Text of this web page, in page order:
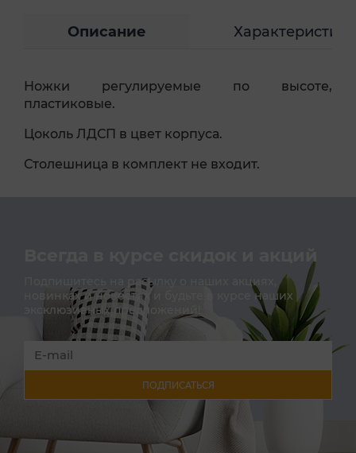
Описание Характеристики
Ножки регулируемые по высоте,
пластиковые.
Цоколь ЛДСП в цвет корпуса.
Столешница в комплект не входит.
Всегда в курсе скидок и акций
Подпишитесь на расылку о наших акциях,
новинках и новостях и будьте в курсе наших
эксклюзивных предложений!
ПОДПИСАТЬСЯ